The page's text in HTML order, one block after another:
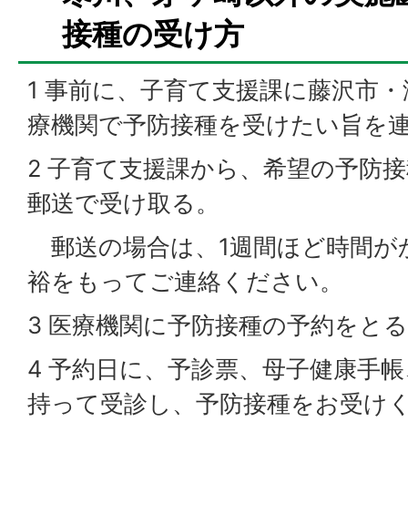
接種の受け方
1 事前に、子育て支援課に藤沢市
療機関で予防接種を受けたい旨を
2 子育て支援課から、希望の予防
郵送で受け取る。
郵送の場合は、1週間ほど時間が
裕をもってご連絡ください。
3 医療機関に予防接種の予約をと
4 予約日に、予診票、母子健康手
持って受診し、予防接種をお受け